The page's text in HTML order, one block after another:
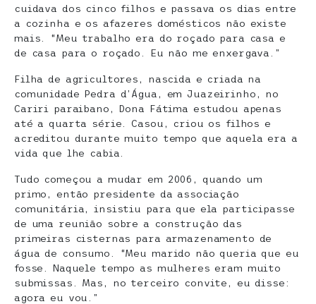
cuidava dos cinco filhos e passava os dias entre
a cozinha e os afazeres domésticos não existe
mais. “Meu trabalho era do roçado para casa e
de casa para o roçado. Eu não me enxergava.”
Filha de agricultores, nascida e criada na
comunidade Pedra d’Água, em Juazeirinho, no
Cariri paraibano, Dona Fátima estudou apenas
até a quarta série. Casou, criou os filhos e
acreditou durante muito tempo que aquela era a
vida que lhe cabia.
Tudo começou a mudar em 2006, quando um
primo, então presidente da associação
comunitária, insistiu para que ela participasse
de uma reunião sobre a construção das
primeiras cisternas para armazenamento de
água de consumo. “Meu marido não queria que eu
fosse. Naquele tempo as mulheres eram muito
submissas. Mas, no terceiro convite, eu disse:
agora eu vou.”